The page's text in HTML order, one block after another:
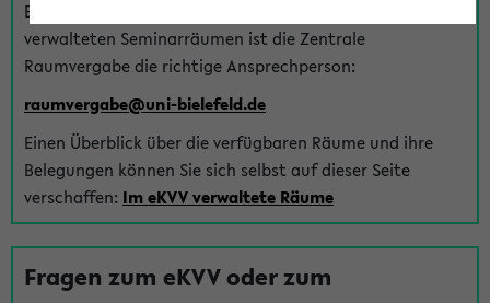
Bei Fragen zur Vergabe von Hörsälen und vom eKVV
verwalteten Seminarräumen ist die Zentrale
Raumvergabe die richtige Ansprechperson:
raumvergabe@uni-bielefeld.de
Einen Überblick über die verfügbaren Räume und ihre
Belegungen können Sie sich selbst auf dieser Seite
verschaffen: Im eKVV verwaltete Räume
Fragen zum eKVV oder zum